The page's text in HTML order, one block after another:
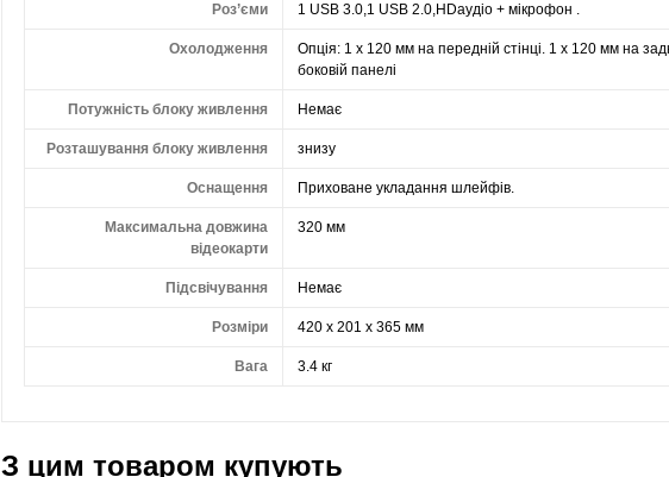
Роз’єми 1 USB 3.0,1 USB 2.0,HDаудіо + мікрофон .
Охолодження
Опція: 1 х 120 мм на передній стінці. 1 х 120 мм на
боковій панелі
Потужність блоку живлення Немає
Розташування блоку живлення знизу
Оснащення Приховане укладання шлейфів.
Максимальна довжина
відеокарти
320 мм
Підсвічування Немає
Розміри 420 x 201 x 365 мм
Вага 3.4 кг
З цим товаром купують